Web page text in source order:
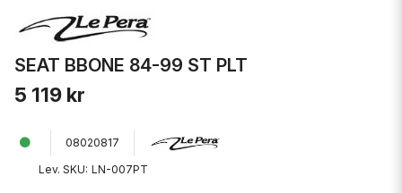
SEAT BBONE 84-99 ST PLT
5 119 kr
08020817
Lev. SKU: LN-007PT